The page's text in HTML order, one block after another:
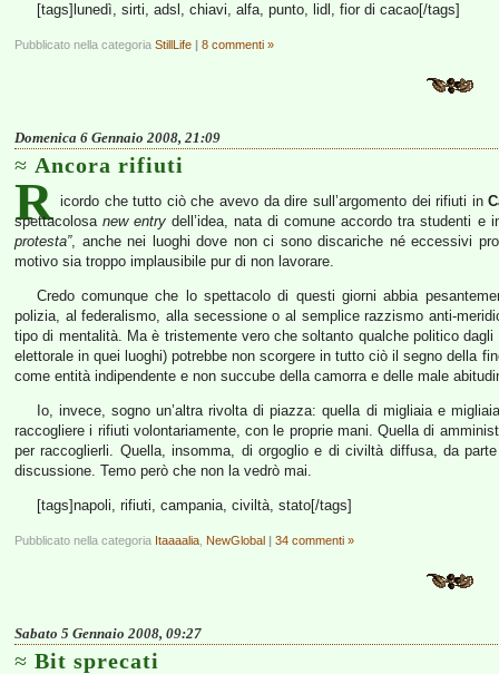
[tags]lunedì, sirti, adsl, chiavi, alfa, punto, lidl, fior di cacao[/tags]
Pubblicato nella categoria StillLife | 8 commenti »
Domenica 6 Gennaio 2008, 21:09
Ancora rifiuti
R icordo che tutto ciò che avevo da dire sull’argomento dei rifiuti in
spettacolosanew entry dell’idea, nata di comune accordo tra studenti
protesta”, anche nei luoghi dove non ci sono discariche né eccessivi
motivo sia troppo implausibile pur di non lavorare.
Credo comunque che lo spettacolo di questi giorni abbia
polizia, al federalismo, alla secessione o al semplice razzismo anti-
tipo di mentalità. Ma è tristemente vero che soltanto qualche politico
elettorale in quei luoghi) potrebbe non scorgere in tutto ciò il segno della
come entità indipendente e non succube della camorra e delle male
Io, invece, sogno un’altra rivolta di piazza: quella di migliaia e
raccogliere i rifiuti volontariamente, con le proprie mani. Quella di
per raccoglierli. Quella, insomma, di orgoglio e di civiltà diffusa, da
discussione. Temo però che non la vedrò mai.
[tags]napoli, rifiuti, campania, civiltà, stato[/tags]
Pubblicato nella categoria Itaaaalia NewGlobal | 34 commenti »
Sabato 5 Gennaio 2008, 09:27
Bit sprecati